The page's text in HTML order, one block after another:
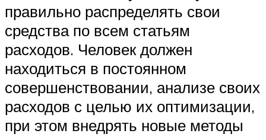
правильно распределять свои
средства по всем статьям
расходов. Человек должен
находиться в постоянном
совершенствовании, анализе своих
расходов с целью их оптимизации,
при этом внедрять новые методы